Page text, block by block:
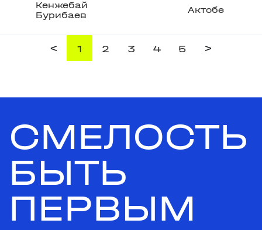
Кенжебай
Бурибаев
Актобе
< 1 2 3 4 5 >
СМЕЛОСТЬ
БЫТЬ
ПЕРВЫМ